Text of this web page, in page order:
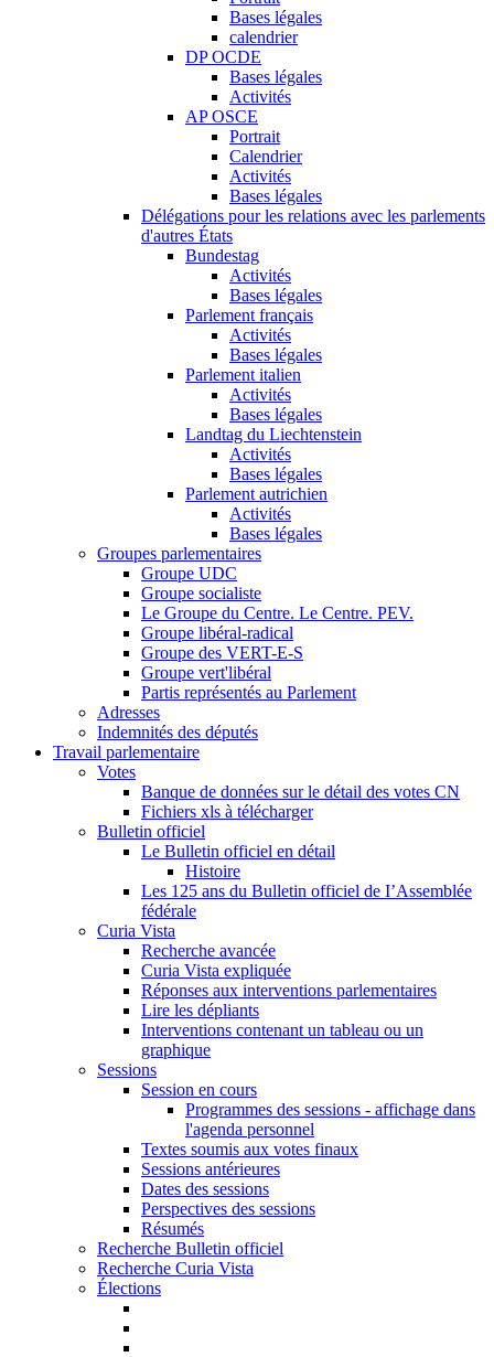
Bases légales
calendrier
DP OCDE
Bases légales
Activités
AP OSCE
Portrait
Calendrier
Activités
Bases légales
Délégations pour les relations avec les parlements
d'autres États
Bundestag
Activités
Bases légales
Parlement français
Activités
Bases légales
Parlement italien
Activités
Bases légales
Landtag du Liechtenstein
Activités
Bases légales
Parlement autrichien
Activités
Bases légales
Groupes parlementaires
Groupe UDC
Groupe socialiste
Le Groupe du Centre. Le Centre. PEV.
Groupe libéral-radical
Groupe des VERT-E-S
Groupe vert'libéral
Partis représentés au Parlement
Adresses
Indemnités des députés
Travail parlementaire
Votes
Banque de données sur le détail des votes CN
Fichiers xls à télécharger
Bulletin officiel
Le Bulletin officiel en détail
Histoire
Les 125 ans du Bulletin officiel de I’Assemblée
fédérale
Curia Vista
Recherche avancée
Curia Vista expliquée
Réponses aux interventions parlementaires
Lire les dépliants
Interventions contenant un tableau ou un
graphique
Sessions
Session en cours
Programmes des sessions - affichage dans
l'agenda personnel
Textes soumis aux votes finaux
Sessions antérieures
Dates des sessions
Perspectives des sessions
Résumés
Recherche Bulletin officiel
Recherche Curia Vista
Élections